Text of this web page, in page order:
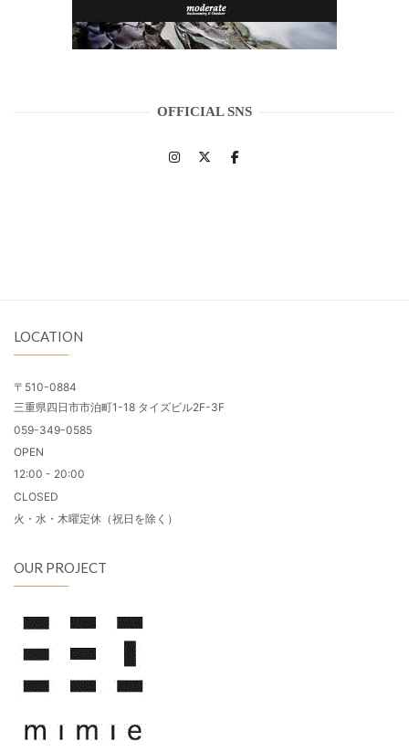
OFFICIAL SNS
LOCATION
〒510-0884
三重県四日市市泊町1-18 タイズビル2F-3F
059-349-0585
OPEN
12:00 - 20:00
CLOSED
火・水・木曜定休（祝日を除く）
OUR PROJECT